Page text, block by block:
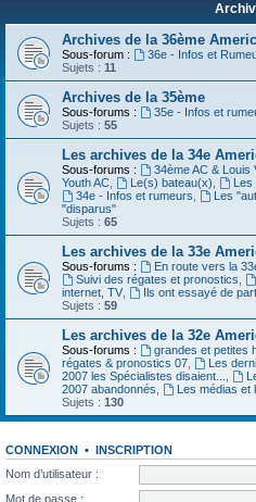
Archives de la 36ème
Sous-forum :
36e - Infos et
Sujets : 11
Archives de la 35ème
Sous-forums : 35e - Infos et
Sujets : 55
Les archives de la 34e
Sous-forums : 34ème AC & Louis
Youth AC, Le(s) bateau(x),
34e - Infos et rumeurs, Les
"disparus"
Sujets : 65
Les archives de la 33e
Sous-forums : En route vers la
Suivi des régates et pronostics,
internet, TV,
Ils ont essayé de
Sujets : 59
Les archives de la 32e
Sous-forums : grandes et petites
régates & pronostics 07, Les
2007 les Spécialistes disaient...,
2007 abandonnés,
Les médias et
Sujets : 130
CONNEXION •
INSCRIPTION
Nom d’utilisateur :
Mot de passe :